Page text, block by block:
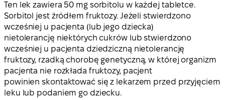
Ten lek zawiera 50 mg sorbitolu w każdej tabletce.
Sorbitol jest źródłem fruktozy. Jeżeli stwierdzono
wcześniej u pacjenta (lub jego dziecka)
nietolerancję niektórych cukrów lub stwierdzono
wcześniej u pacjenta dziedziczną nietolerancję
fruktozy, rzadką chorobę genetyczną, w której organizm
pacjenta nie rozkłada fruktozy, pacjent
powinien skontaktować się z lekarzem przed przyjęciem
leku lub podaniem go dziecku.